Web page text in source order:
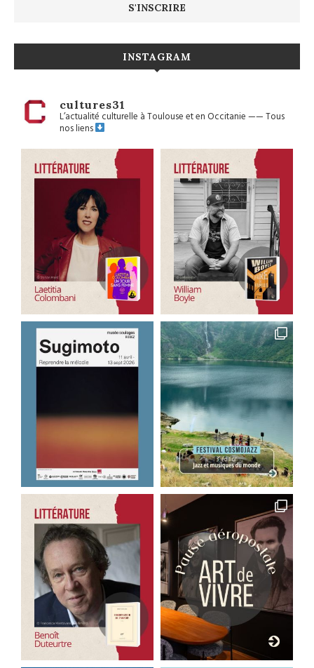
INSTAGRAM
cultures31
L’actualité culturelle à Toulouse et en Occitanie——Tous
nos liens